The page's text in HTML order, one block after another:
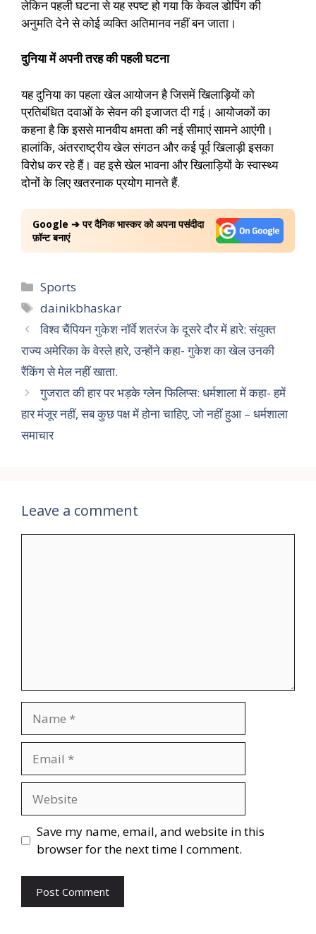
लेकिन पहली घटना से यह स्पष्ट हो गया कि केवल डोपिंग की
अनुमति देने से कोई व्यक्ति अतिमानव नहीं बन जाता।
दुनिया में अपनी तरह की पहली घटना
यह दुनिया का पहला खेल आयोजन है जिसमें खिलाड़ियों को
प्रतिबंधित दवाओं के सेवन की इजाजत दी गई। आयोजकों का
कहना है कि इससे मानवीय क्षमता की नई सीमाएं सामने आएंगी।
हालांकि, अंतरराष्ट्रीय खेल संगठन और कई पूर्व खिलाड़ी इसका
विरोध कर रहे हैं। वह इसे खेल भावना और खिलाड़ियों के स्वास्थ्य
दोनों के लिए खतरनाक प्रयोग मानते हैं.
Google ➔ पर दैनिक भास्कर को अपना पसंदीदा
फ़ॉन्ट बनाएं
Sports
dainikbhaskar
विश्व चैंपियन गुकेश नॉर्वे शतरंज के दूसरे दौर में हारे: संयुक्त
राज्य अमेरिका के वेस्ले हारे, उन्होंने कहा- गुकेश का खेल उनकी
रैंकिंग से मेल नहीं खाता.
गुजरात की हार पर भड़के ग्लेन फिलिप्स: धर्मशाला में कहा- हमें
हार मंजूर नहीं, सब कुछ पक्ष में होना चाहिए, जो नहीं हुआ – धर्मशाला
समाचार
Leave a comment
Save my name, email, and website in this
browser for the next time I comment.